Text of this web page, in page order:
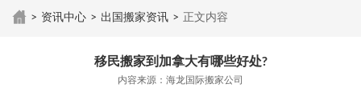
寄到韩国有哪些国际快递方式？用哪种好？
法有哪些？具体怎么操作？ 国际搬家：家具海运到奥克兰怎么样能省
影响国际搬家吗？上海搬家到新西兰旺格雷有点不一样
输到澳大利亚，移民如何跨国搬家？上海移民搬家到塞浦路斯，国际搬
> 资讯中心 > 出国搬家资讯 > 正文内容
移民搬家到加拿大有哪些好处?
内容来源：海龙国际搬家公司